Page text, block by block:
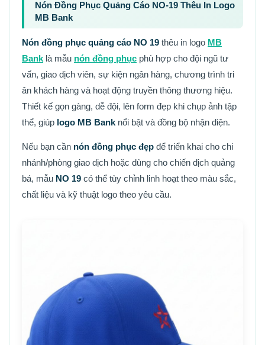
Nón Đồng Phục Quảng Cáo NO-19 Thêu In Logo
MB Bank
Nón đồng phục quảng cáo NO 19 thêu in logo MB
Bank là mẫu nón đồng phục phù hợp cho đội ngũ tư
vấn, giao dịch viên, sự kiện ngân hàng, chương trình tri
ân khách hàng và hoạt động truyền thông thương hiệu.
Thiết kế gọn gàng, dễ đội, lên form đẹp khi chụp ảnh tập
thể, giúp logo MB Bank nổi bật và đồng bộ nhận diện.
Nếu bạn cần nón đồng phục đẹp để triển khai cho chi
nhánh/phòng giao dịch hoặc dùng cho chiến dịch quảng
bá, mẫu NO 19 có thể tùy chỉnh linh hoạt theo màu sắc,
chất liệu và kỹ thuật logo theo yêu cầu.